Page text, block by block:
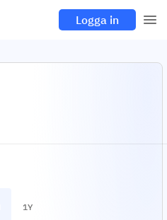
Logga in
1Y